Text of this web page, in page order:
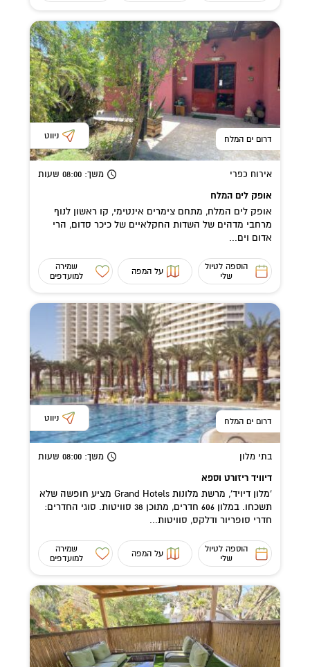
דרום ים המלח ניווט
אירוח כפרי משך: 08:00 שעות
אופק לים המלח
אופק לים המלח, מתחם צימרים אינטימי, קו ראשון לנוף
מרחבי מדהים של השדות החקלאיים של כיכר סדום, הרי
אדום וים...
הוספה לטיול
שלי
על המפה
שמירה
למועדפים
דרום ים המלח ניווט
בתי מלון משך: 08:00 שעות
דיוויד ריזורט וספא
'מלון דיויד', מרשת מלונות Grand Hotels מציע חופשה שלא
תשכחו. במלון 606 חדרים, מתוכן 38 סוויטות. סוגי החדרים:
חדרי סופריור ודלקס, סוויטות...
הוספה לטיול
שלי
על המפה
שמירה
למועדפים